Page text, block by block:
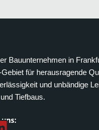
Bauunternehmen in
für herausragende
und unbändige
Tiefbaus.